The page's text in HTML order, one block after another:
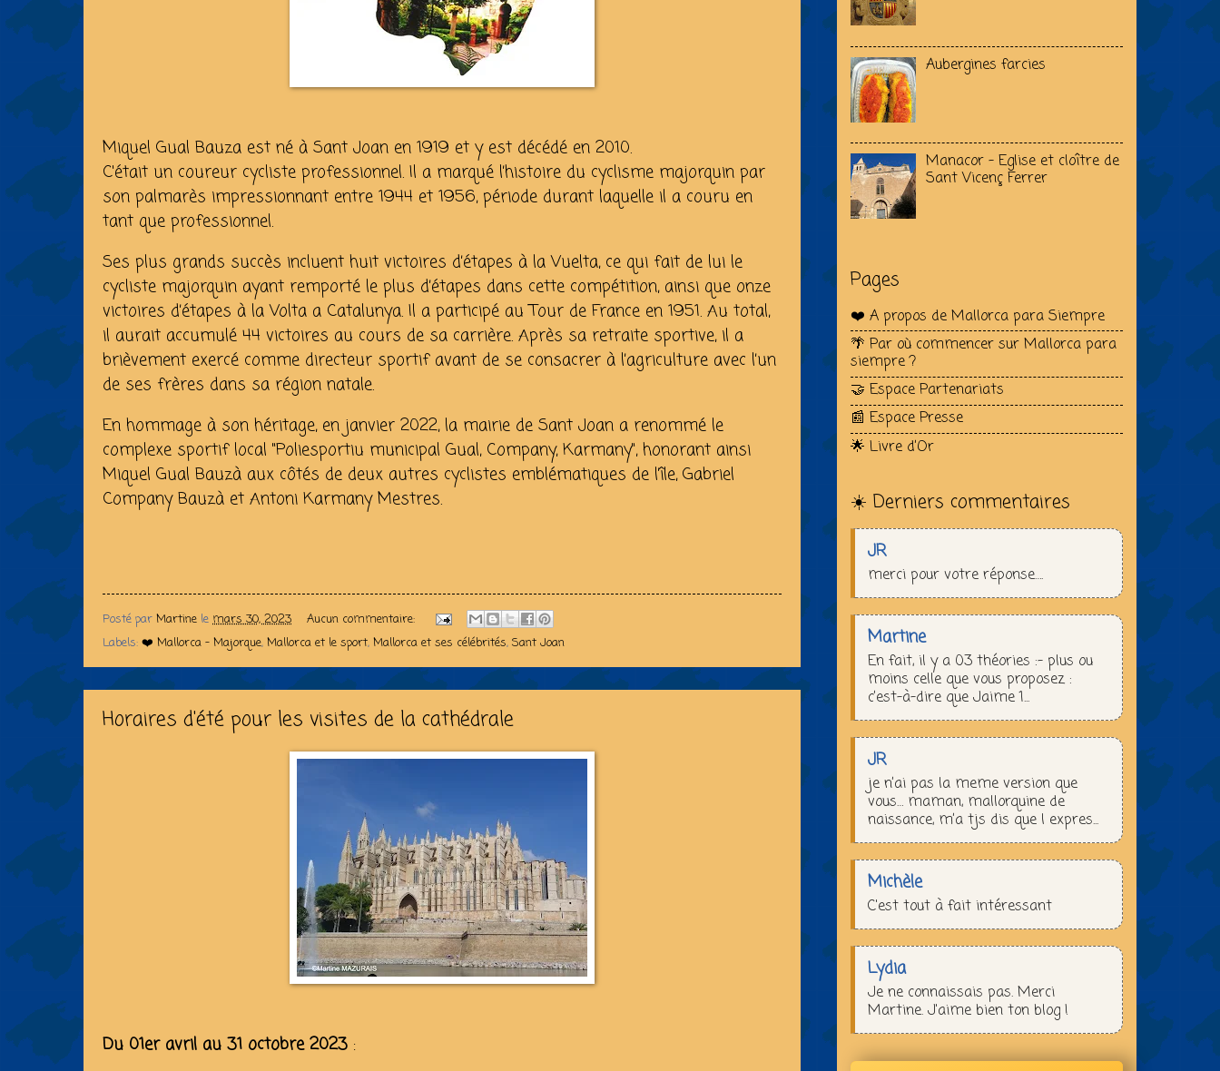
Miquel Gual Bauza est né à Sant Joan en 1919 et y est décédé en 2010.
C'était un coureur cycliste professionnel. Il a marqué l’histoire du cyclisme majorquin par
son palmarès impressionnant entre 1944 et 1956, période durant laquelle il a couru en
tant que professionnel.
Ses plus grands succès incluent huit victoires d’étapes à la Vuelta, ce qui fait de lui le
cycliste majorquin ayant remporté le plus d’étapes dans cette compétition, ainsi que onze
victoires d’étapes à la Volta a Catalunya. Il a participé au Tour de France en 1951. Au total,
il aurait accumulé 44 victoires au cours de sa carrière. Après sa retraite sportive, il a
brièvement exercé comme directeur sportif avant de se consacrer à l’agriculture avec l’un
de ses frères dans sa région natale.
En hommage à son héritage, en janvier 2022, la mairie de Sant Joan a renommé le
complexe sportif local "Poliesportiu municipal Gual, Company, Karmany", honorant ainsi
Miquel Gual Bauzà aux côtés de deux autres cyclistes emblématiques de l’île, Gabriel
Company Bauzà et Antoni Karmany Mestres.
Posté par Martine le mars 30, 2023
Aucun commentaire:
Labels: ❤️ Mallorca - Majorque, Mallorca et le sport, Mallorca et ses célébrités, Sant Joan
Horaires d'été pour les visites de la cathédrale
Du 01er avril au 31 octobre 2023 :
Aubergines farcies
Manacor - Eglise et cloître de
Sant Vicenç Ferrer
Pages
❤️ A propos de Mallorca para Siempre
🌴 Par où commencer sur Mallorca para
siempre ?
🤝 Espace Partenariats
📰 Espace Presse
🌟 Livre d’Or
☀️ Derniers commentaires
JR
merci pour votre réponse….
Martine
En fait, il y a 03 théories :– plus ou
moins celle que vous proposez :
c’est-à-dire que Jaime 1...
JR
je n’ai pas la meme version que
vous… maman, mallorquine de
naissance, m’a tjs dis que l expres...
Michèle
C'est tout à fait intéressant
Lydia
Je ne connaissais pas. Merci
Martine. J'aime bien ton blog !